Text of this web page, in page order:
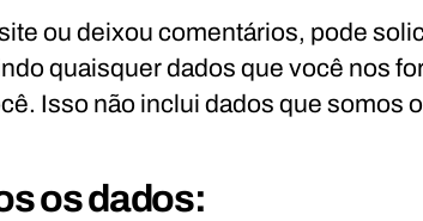
ou deixou comentários, pode
quaisquer dados que você nos
Isso não inclui dados que
os dados: